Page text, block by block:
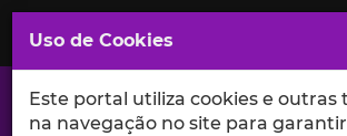
Saltar
para
Conteúdo
Principal
Uso de Cookies
Este portal utiliza cookies e outras
na navegação no site para